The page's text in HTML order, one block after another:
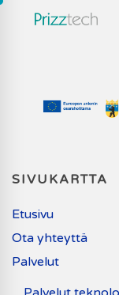
SIVUKARTTA
Etusivu
Ota yhteyttä
Palvelut